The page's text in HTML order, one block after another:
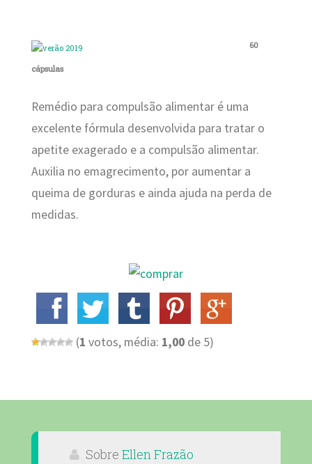
60
cápsulas
Remédio para compulsão alimentar é uma
excelente fórmula desenvolvida para tratar o
apetite exagerado e a compulsão alimentar.
Auxilia no emagrecimento, por aumentar a
queima de gorduras e ainda ajuda na perda de
medidas.
(1 votos, média: 1,00de 5)
Sobre Ellen Frazão